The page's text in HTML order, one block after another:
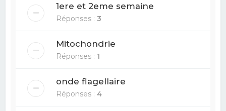
1ere et 2eme semaine
Réponses :3
Mitochondrie
Réponses : 1
onde flagellaire
Réponses :4